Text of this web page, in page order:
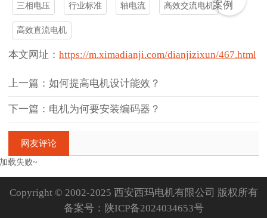
三相电压 行业标准 轴电流 高效交流电机
高效直流电机
本文网址： https://m.ximadianji.com/dianjizixun/467.html
上一篇：如何提高电机设计能效？
下一篇：电机为何要安装编码器？
网友评论
加载失败~
Copyright © 2002-2025 西安西玛电机有限公司 版权所有
备案号： 陕ICP备2024034653号